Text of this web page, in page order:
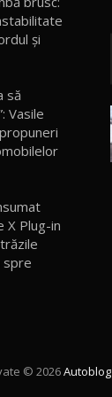
și
să
Vasile
X Plug-in
spre
© 2026Autoblog